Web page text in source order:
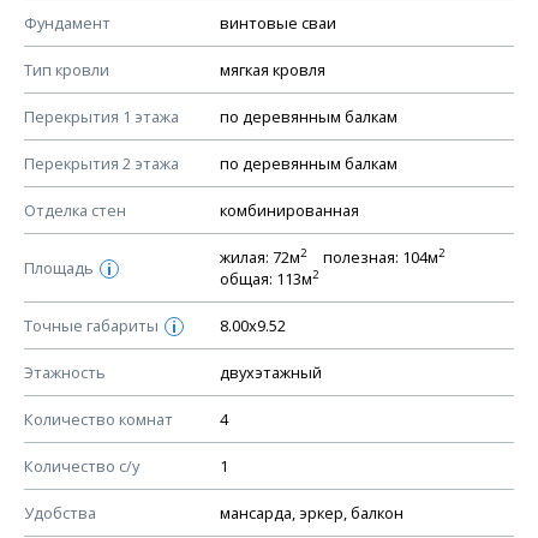
Фундамент винтовые сваи
Тип кровли мягкая кровля
Перекрытия 1 этажа по деревянным балкам
Перекрытия 2 этажа по деревянным балкам
Отделка стен комбинированная
Площадь i
жилая: 72м2 полезная: 104м2
общая: 113м2
Точные габариты i 8.00х9.52
Этажность двухэтажный
Количество комнат 4
Количество с/у 1
Удобства мансарда, эркер, балкон
КОНСТРУКТИВНЫЕ РЕШЕНИЯ (КР)
Ведомость рабочих чертежей основного комплекта КР
План фундамента
Устройство фундамента, спецификация материалов
Планы перекрытий этажей, спецификация элементов
Устройство перекрытий
Устройство стен
Спецификация материалов стен
Схема расположения лаг чердака (если есть)
Схема расположения элементов стропил
Спецификация элементов стропил
Устройство стропильной системы
Узлы устройства кровли
План кровли